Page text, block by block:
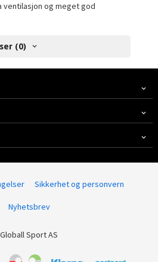
og meget god
(0)
Sikkerhet og personvern
Nyhetsbrev
Sport AS